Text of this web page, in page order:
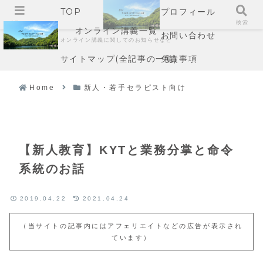
TOP
プロフィール
オンライン講義一覧
オンライン講義に関してのお知らせなどお問い合わせ
サイトマップ(全記事の一覧)免責事項
Home 新人・若手セラピスト向け
【新人教育】KYTと業務分掌と命令
系統のお話
2019.04.22 2021.04.24
（当サイトの記事内にはアフェリエイトなどの広告が表示され
ています）
メニュー 検索